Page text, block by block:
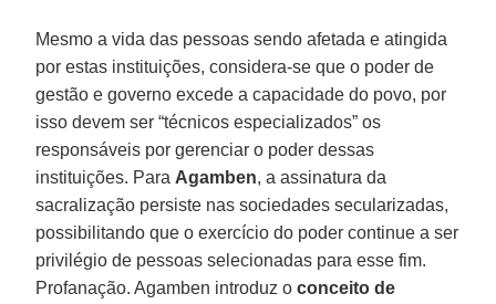
Mesmo a vida das pessoas sendo afetada e atingida
por estas instituições, considera-se que o poder de
gestão e governo excede a capacidade do povo, por
isso devem ser “técnicos especializados” os
responsáveis por gerenciar o poder dessas
instituições. Para Agamben, a assinatura da
sacralização persiste nas sociedades secularizadas,
possibilitando que o exercício do poder continue a ser
privilégio de pessoas selecionadas para esse fim.
Profanação. Agamben introduz oconceito de